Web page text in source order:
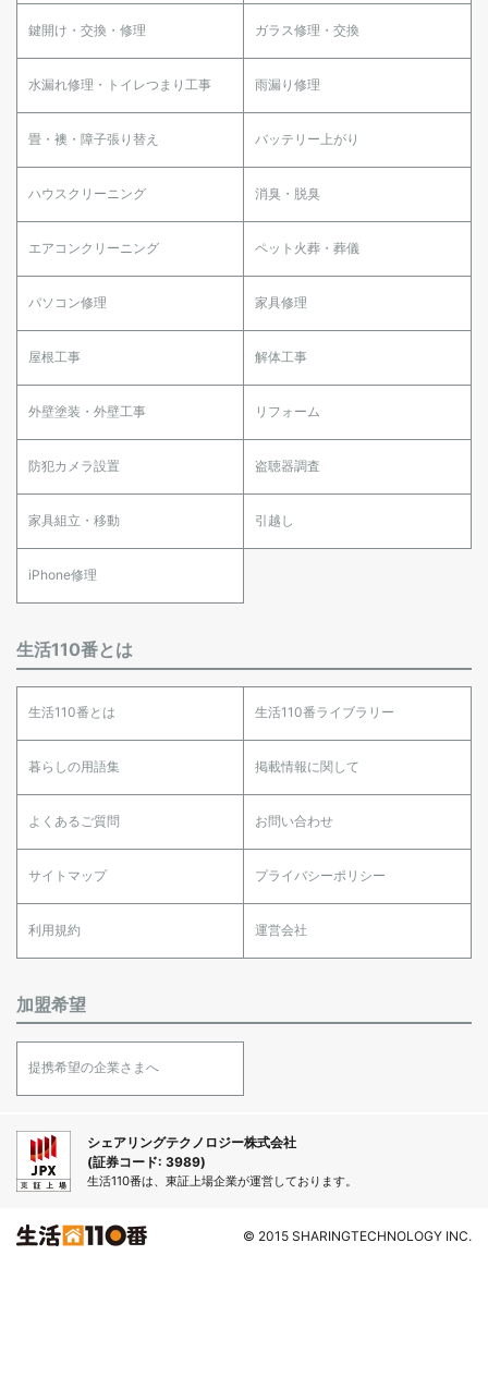
鍵開け・交換・修理 ガラス修理・交換
水漏れ修理・トイレつまり工事 雨漏り修理
畳・襖・障子張り替え バッテリー上がり
ハウスクリーニング 消臭・脱臭
エアコンクリーニング ペット火葬・葬儀
パソコン修理 家具修理
屋根工事 解体工事
外壁塗装・外壁工事 リフォーム
防犯カメラ設置 盗聴器調査
家具組立・移動 引越し
iPhone修理
生活110番とは
生活110番とは 生活110番ライブラリー
暮らしの用語集 掲載情報に関して
よくあるご質問 お問い合わせ
サイトマップ プライバシーポリシー
利用規約 運営会社
加盟希望
提携希望の企業さまへ
シェアリングテクノロジー株式会社
(証券コード: 3989)
生活110番は、東証上場企業が運営しております。
© 2015 SHARINGTECHNOLOGY INC.